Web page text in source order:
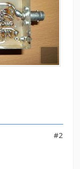
#2